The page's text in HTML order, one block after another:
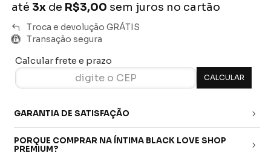
até 3x de R$3,00 sem juros no cartão
Troca e devolução GRÁTIS
Transação segura
Calcular frete e prazo
GARANTIA DE SATISFAÇÃO
PORQUE COMPRAR NA ÍNTIMA BLACK LOVE SHOP
PREMIUM?